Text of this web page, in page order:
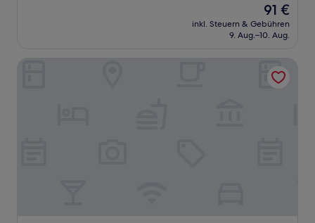
Bewertungen)
Der
Preis
beträgt
91 €
inkl. Steuern & Gebühren
9. Aug.–10. Aug.